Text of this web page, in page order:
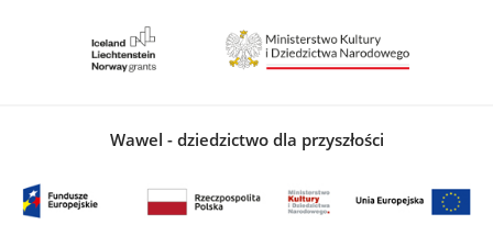
Wawel - dziedzictwo dla przyszłości